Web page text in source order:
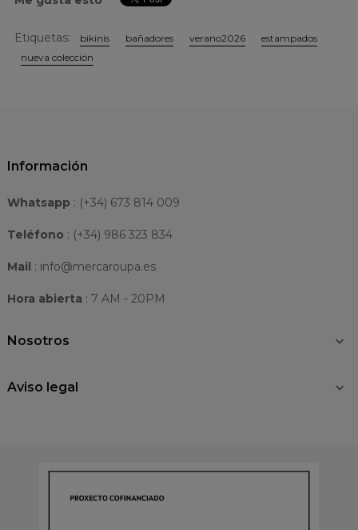
Etiquetas: bikinis bañadores verano2026
estampados
nueva colección
Información
Whatsapp : (+34) 673 814 009
Teléfono : (+34) 986 323 834
Mail : info@mercaroupa.es
Hora abierta : 7 AM - 20PM
Nosotros 
Aviso legal 